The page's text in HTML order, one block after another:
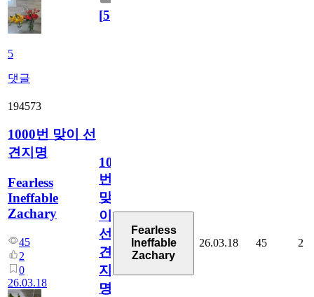
5
댓글
[5]
194573
1000번 맞이 선
견지명
Fearless
Ineffable
Zachary
45
2
0
26.03.18
1000
번
맞
이
선
견
지
명
Fearless
Ineffable
Zachary
26.03.18 45 2